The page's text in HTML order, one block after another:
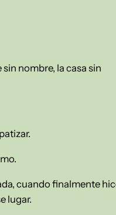
sin nombre, la casa sin
cuando finalmente
lugar.